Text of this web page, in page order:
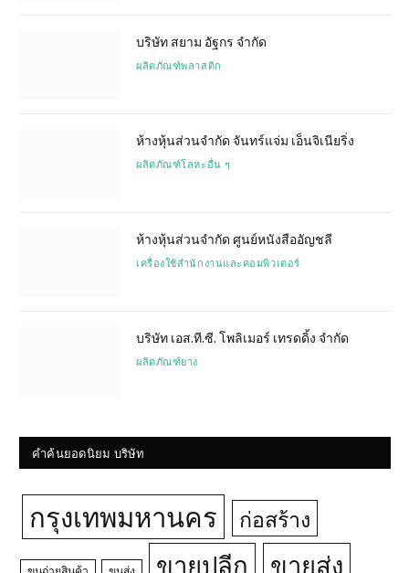
บริษัท สยาม อัฐกร จำกัด
ผลิตภัณฑ์พลาสติก
ห้างหุ้นส่วนจำกัด จันทร์แจ่ม เอ็นจิเนียริ่ง
ผลิตภัณฑ์โลหะอื่น ๆ
ห้างหุ้นส่วนจำกัด ศูนย์หนังสืออัญชลี
เครื่องใช้สำนักงานและคอมพิวเตอร์
บริษัท เอส.ที.ซี. โพลิเมอร์ เทรดดิ้ง จำกัด
ผลิตภัณฑ์ยาง
คำค้นยอดนิยม บริษัท
กรุงเทพมหานคร ก่อสร้าง
ขายปลีก ขายส่ง